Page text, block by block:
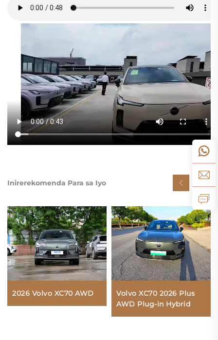
Inirerekomenda Para sa Iyo
2026 Volvo XC70 AWD
Volvo XC70 2026 Plus
AWD Plug-in Hybrid